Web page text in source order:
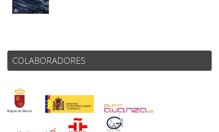
COLABORADORES